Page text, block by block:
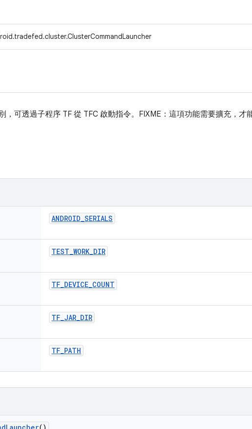
，可透過子程序 TF 從 TFC 啟動指令。FIXME：這項功能需要擴充，才
ANDROID_SERIALS
TEST_WORK_DIR
TF_DEVICE_COUNT
TF_JAR_DIR
TF_PATH